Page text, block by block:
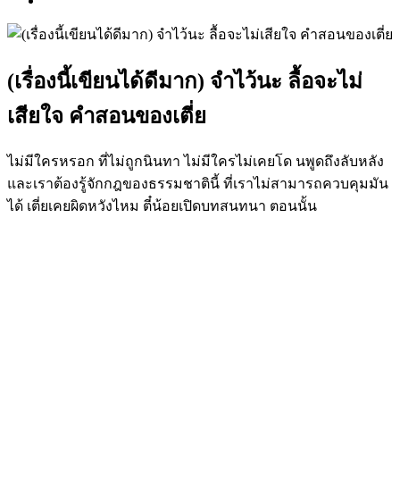
(เรื่องนี้เขียนได้ดีมาก) จำไว้นะ ลื้อจะไม่
เสียใจ คำสอนของเตี่ย
ไม่มีใครหรอก ที่ไม่ถูกนินทา ไม่มีใครไม่เคยโด นพูดถึงลับหลัง
และเราต้องรู้จักกฎของธรรมชาตินี้ ที่เราไม่สามารถควบคุมมัน
ได้ เตี่ยเคยผิดหวังไหม ตี๋น้อยเปิดบทสนทนา ตอนนั้น